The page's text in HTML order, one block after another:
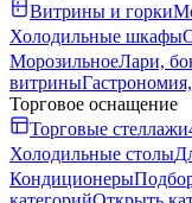
Витрины и горки
Холодильные шкафы
МорозильноеЛари,
витрины
Торговое оснащение
Торговые стеллажи
Холодильные столы
Кондиционеры